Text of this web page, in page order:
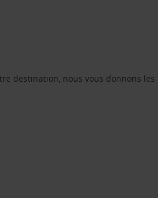
destination, nous vous donnons les